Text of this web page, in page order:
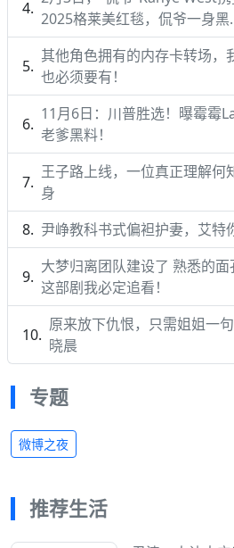
2025格莱美红毯，侃爷一身
其他角色拥有的内存卡转场，
也必须要有！
11月6日：川普胜选！曝霉霉
老爹黑料！
王子路上线，一位真正理解何
身
尹峥教科书式偏袒护妻，艾特
大梦归离团队建设了 熟悉的面
这部剧我必定追看！
原来放下仇恨，只需姐姐一
晓晨
专题
微博之夜
推荐生活